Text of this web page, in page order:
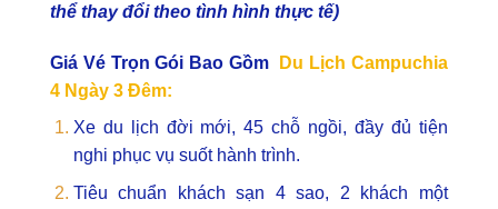
thể thay đổi theo tình hình thực tế)
Giá Vé Trọn Gói Bao Gồm
Du Lịch Campuchia
4 Ngày 3 Đêm:
Xe du lịch đời mới, 45 chỗ ngồi, đầy đủ tiện
nghi phục vụ suốt hành trình.
Tiêu chuẩn khách sạn 4 sao, 2 khách một